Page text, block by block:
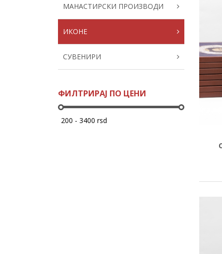
МАНАСТИРСКИ ПРОИЗВОДИ
ИКОНЕ
СУВЕНИРИ
ФИЛТРИРАЈ ПО ЦЕНИ